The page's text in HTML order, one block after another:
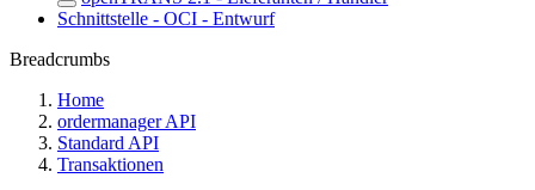
Schnittstelle - OCI - Entwurf
Breadcrumbs
Home
ordermanager API
Standard API
Transaktionen